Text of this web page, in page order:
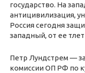
государство. На
антицивилизация,
Россия сегодня
западный, от ее
Петр Лундстрем —
комиссии ОП РФ по